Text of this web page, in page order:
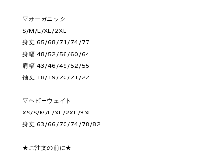
▽オーガニック
S/M/L/XL/2XL
身丈 65/68/71/74/77
身幅 48/52/56/60/64
肩幅 43/46/49/52/55
袖丈 18/19/20/21/22
▽ヘビーウェイト
XS/S/M/L/XL/2XL/3XL
身丈 63/66/70/74/78/82
★ご注文の前に★